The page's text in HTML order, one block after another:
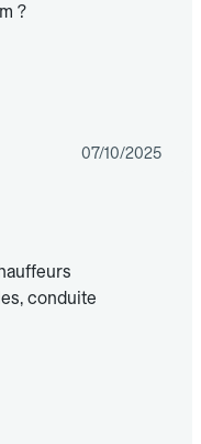
?
07/10/2025
conduite